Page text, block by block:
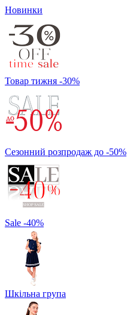
Новинки
Товар тижня -30%
Сезонний розпродаж до -50%
Sale -40%
Шкільна група